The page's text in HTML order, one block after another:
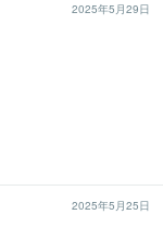
2025年5月29日
2025年5月25日